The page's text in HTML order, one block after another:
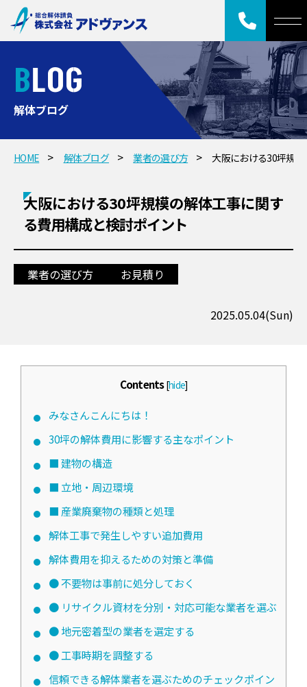
BLOG
解体ブログ
HOME 解体ブログ 業者の選び方 大阪における30坪規
大阪における30坪規模の解体工事に関す
る費用構成と検討ポイント
業者の選び方 お見積り
2025.05.04(Sun)
Contents[hide]
みなさんこんにちは！
30坪の解体費用に影響する主なポイント
■ 建物の構造
■ 立地・周辺環境
■ 産業廃棄物の種類と処理
解体工事で発生しやすい追加費用
解体費用を抑えるための対策と準備
● 不要物は事前に処分しておく
● リサイクル資材を分別・対応可能な業者を選ぶ
● 地元密着型の業者を選定する
● 工事時期を調整する
信頼できる解体業者を選ぶためのチェックポイン